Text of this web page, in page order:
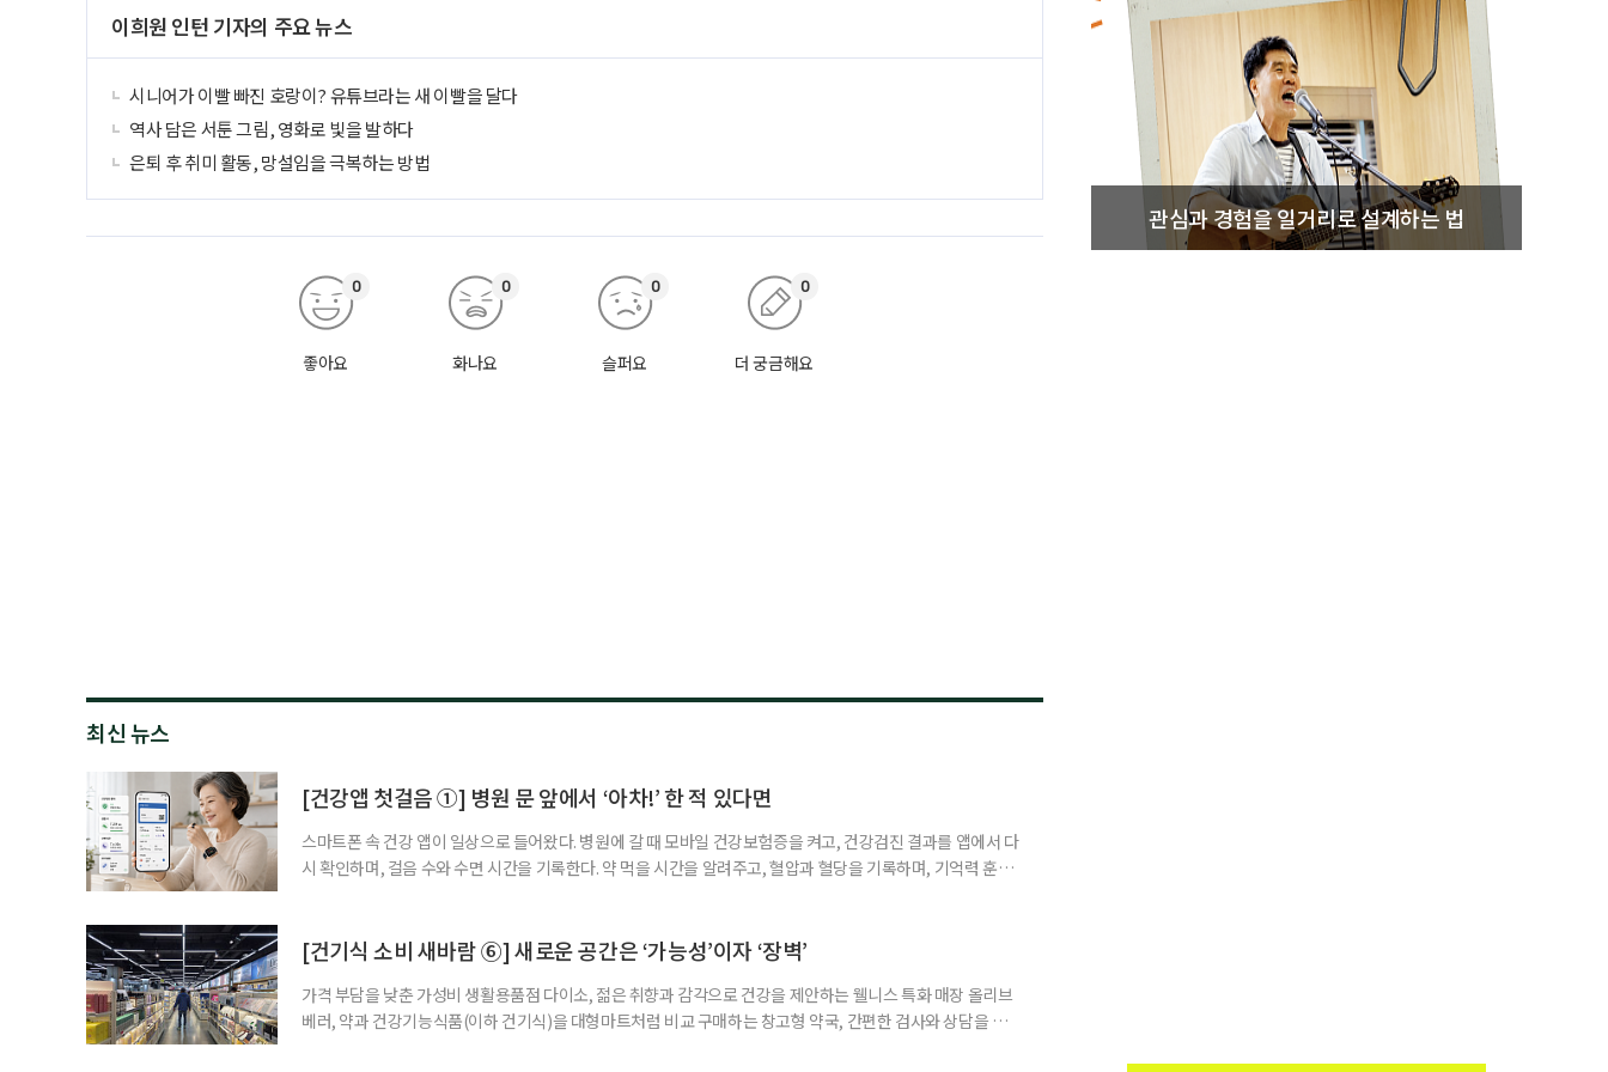
이희원 인턴 기자의 주요 뉴스
시니어가 이빨 빠진 호랑이? 유튜브라는 새 이빨을 달다
역사 담은 서툰 그림, 영화로 빛을 발하다
은퇴 후 취미 활동, 망설임을 극복하는 방법
좋아요
0
화나요
0
슬퍼요
0
더 궁금해요
0
최신 뉴스
[건강앱 첫걸음 ①] 병원 문 앞에서 ‘아차!’ 한 적 있다면
스마트폰 속 건강 앱이 일상으로 들어왔다. 병원에 갈 때 모바일 건강보험증을 켜고, 건강검진 결과를 앱에서 다
시 확인하며, 걸음 수와 수면 시간을 기록한다. 약 먹을 시간을 알려주고, 혈압과 혈당을 기록하며, 기억력 훈련
워치나 운동 앱을 먼저 떠올리기 쉽다. 하지만 시니어에게 가장 먼저 필요한 디지털 건강 도구는 의외로
[건기식 소비 새바람 ⑥] 새로운 공간은 ‘가능성’이자 ‘장벽’
가격 부담을 낮춘 가성비 생활용품점 다이소, 젊은 취향과 감각으로 건강을 제안하는 웰니스 특화 매장 올리브
베러, 약과 건강기능식품(이하 건기식)을 대형마트처럼 비교 구매하는 창고형 약국, 간편한 검사와 상담을 결
관심과 경험을 일거리로 설계하는 법